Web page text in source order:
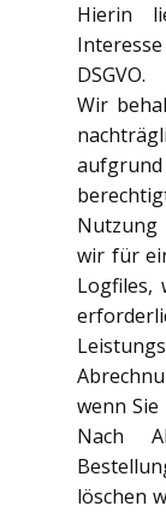
Hierin
DSGVO.
Wir
Nutzung
wir für
Logfiles,
wenn
Nach
löschen